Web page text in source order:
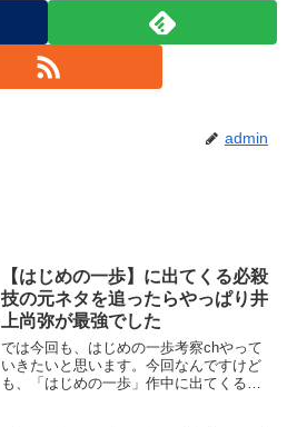
admin
【はじめの一歩】に出てくる必殺
技の元ネタを追ったらやっぱり井
上尚弥が最強でした
では今回も、はじめの一歩考察chやって
いきたいと思います。今回なんですけど
も、「はじめの一歩」作中に出てくる